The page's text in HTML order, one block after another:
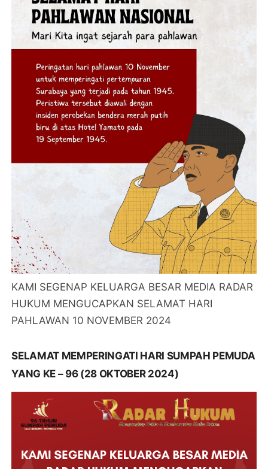
KAMI SEGENAP KELUARGA BESAR MEDIA RADAR
HUKUM MENGUCAPKAN SELAMAT HARI
PAHLAWAN 10 NOVEMBER 2024
SELAMAT MEMPERINGATI HARI SUMPAH PEMUDA
YANG KE – 96 (28 OKTOBER 2024)